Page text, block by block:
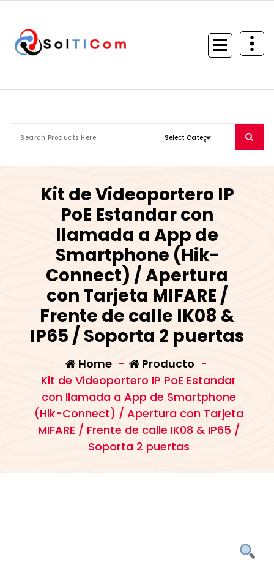
content
Kit de Videoportero IP
PoE Estandar con
llamada a App de
Smartphone (Hik-
Connect) / Apertura
con Tarjeta MIFARE /
Frente de calle IK08 &
IP65 / Soporta 2 puertas
Home- Producto -
Kit de Videoportero IP PoE Estandar
con llamada a App de Smartphone
(Hik-Connect) / Apertura con Tarjeta
MIFARE / Frente de calle IK08 & IP65 /
Soporta 2 puertas